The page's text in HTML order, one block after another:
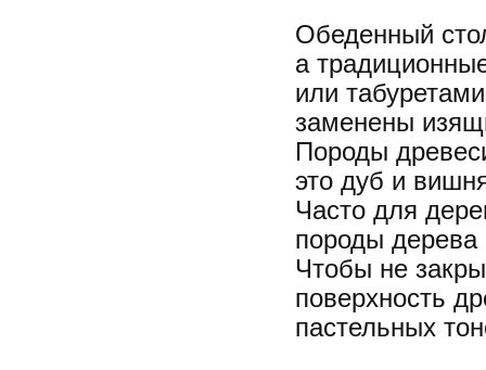
Обеденный
а
или
заменены
Породы
это дуб и
Часто для
породы дерева
Чтобы не
поверхность
пастельных